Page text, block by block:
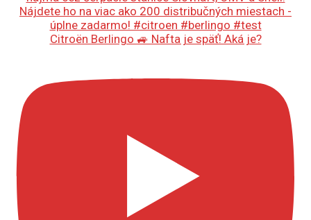
Citroën Berlingo 🚙 Nafta je späť! Aká je?